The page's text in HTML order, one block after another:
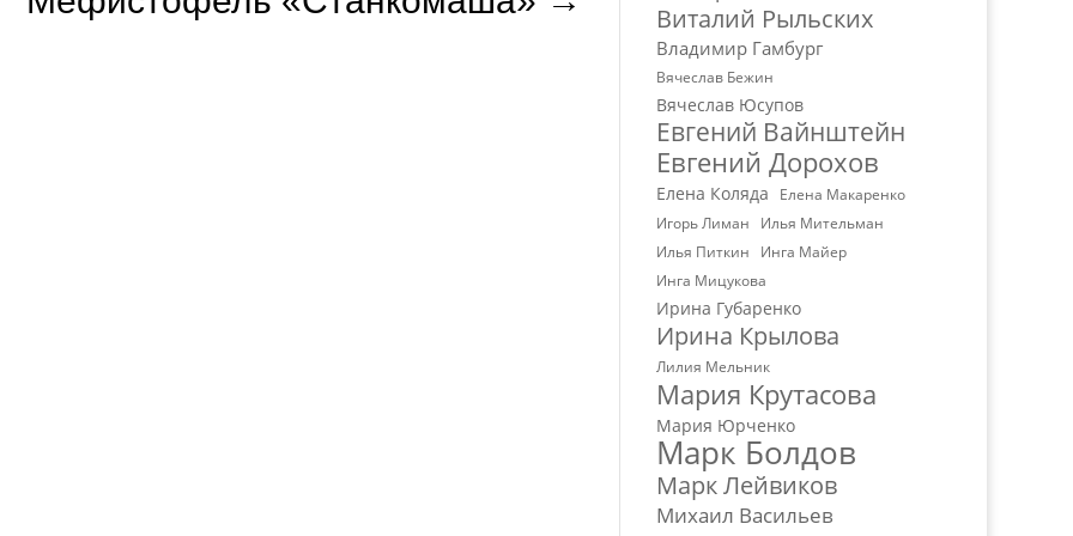
Виталий Рыльских
Владимир Гамбург
Вячеслав Бежин
Вячеслав Юсупов
Евгений Вайнштейн
Евгений Дорохов
Елена Коляда
Елена Макаренко
Игорь Лиман
Илья Мительман
Илья Питкин
Инга Майер
Инга Мицукова
Ирина Губаренко
Ирина Крылова
Лилия Мельник
Мария Крутасова
Мария Юрченко
Марк Болдов
Марк Лейвиков
Михаил Васильев